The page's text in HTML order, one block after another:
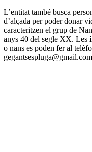
L’entitat també busca
d’alçada per poder donar
caracteritzen el grup de
anys 40 del segle XX. Les
o nans es poden fer al